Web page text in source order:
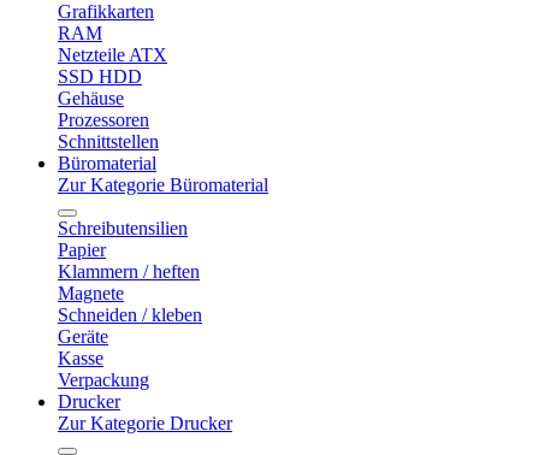
Grafikkarten
RAM
Netzteile ATX
SSD HDD
Gehäuse
Prozessoren
Schnittstellen
Büromaterial
Zur Kategorie Büromaterial
Schreibutensilien
Papier
Klammern / heften
Magnete
Schneiden / kleben
Geräte
Kasse
Verpackung
Drucker
Zur Kategorie Drucker